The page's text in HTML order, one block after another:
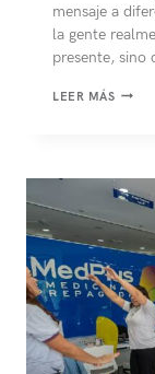
mensaje a
la gente
presente, sino
LEER MÁS¿QUÉ
DE
DE